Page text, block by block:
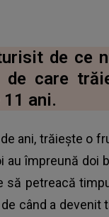
de ce
care
ani.
ani, trăiește o
au împreună doi
petreacă
când a